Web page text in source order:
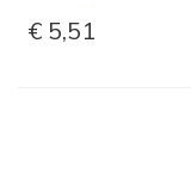
€ 5,51